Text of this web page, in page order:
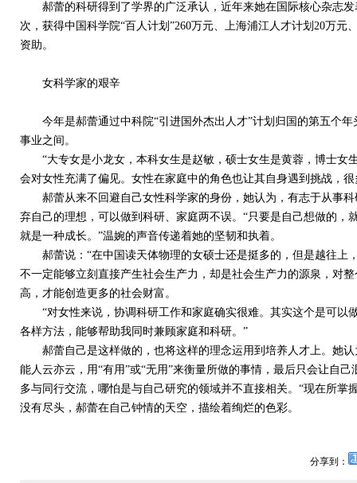
郝蕾的科研得到了学界的广泛承认，近年来她在国际核心杂志发
次，获得中国科学院“百人计划”260万元、上海浦江人才计划20万元
资助。
女科学家的艰辛
今年是郝蕾通过中科院“引进国外杰出人才”计划归国的第五个年
事业之间。
“大专女是小龙女，本科女生是赵敏，硕士女生是黄蓉，博士女
会对女性充满了偏见。女性在家庭中的角色也让其自身遇到挑战，
郝蕾从来不回避自己女性科学家的身份，她认为，有志于从事科
弃自己的理想，可以做到科研、家庭两不误。“只要是自己想做的，
就是一种成长。”温婉的声音传递着她的坚韧和执着。
郝蕾说：“在中国读天体物理的女硕士还是挺多的，但是越往上
不一定能够立刻直接产生社会生产力，却是社会生产力的源泉，对
高，才能创造更多的社会财富。
“对女性来说，协调科研工作和家庭确实很难。其实这个是可以
各样方法，能够帮助我同时兼顾家庭和科研。”
郝蕾自己是这样做的，也将这样的理念运用到培养人才上。她认
能人云亦云，用“有用”或“无用”来衡量所做的事情，最后只会让自
多与同行交流，哪怕是与自己研究的领域并不直接相关。“现在所掌
没有尽头，郝蕾在自己钟情的天空，描绘着绚烂的色彩。
分享到：